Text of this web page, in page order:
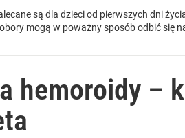
są dla dzieci od pierwszych dni
mogą w poważny sposób odbić się
hemoroidy –